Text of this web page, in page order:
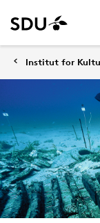
Institut for